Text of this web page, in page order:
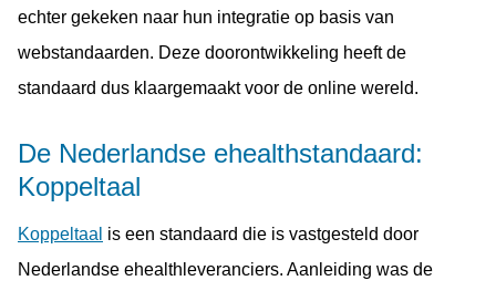
echter gekeken naar hun integratie op basis van
webstandaarden. Deze doorontwikkeling heeft de
standaard dus klaargemaakt voor de online wereld.
De Nederlandse ehealthstandaard:
Koppeltaal
Koppeltaal is een standaard die is vastgesteld door
Nederlandse ehealthleveranciers. Aanleiding was de